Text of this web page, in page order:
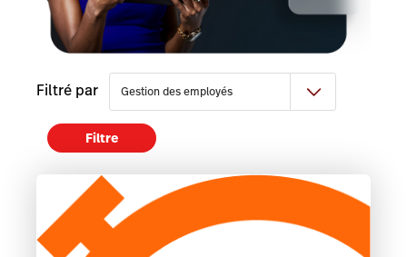
Filtré par
Filtre